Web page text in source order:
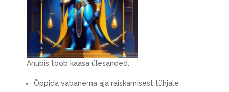
Anubis toob kaasa ülesanded:
Õppida vabanema aja raiskamisest tühjale